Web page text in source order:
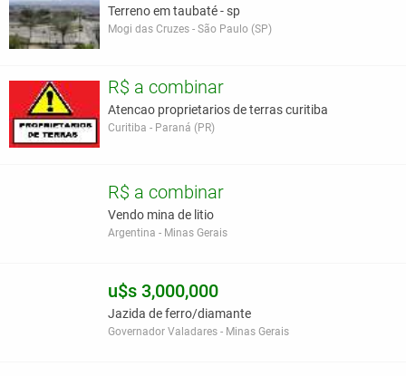
Terreno em taubaté - sp
Mogi das Cruzes - São Paulo (SP)
R$ a combinar
Atencao proprietarios de terras curitiba
Curitiba - Paraná (PR)
R$ a combinar
Vendo mina de litio
Argentina - Minas Gerais
u$s 3,000,000
Jazida de ferro/diamante
Governador Valadares - Minas Gerais